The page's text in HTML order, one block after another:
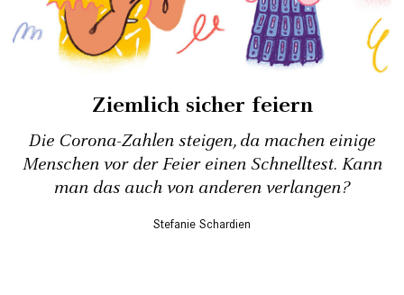
Ziemlich sicher feiern
Die Corona-Zahlen steigen, da machen einige
Menschen vor der Feier einen Schnelltest. Kann
man das auch von anderen verlangen?
Stefanie Schardien